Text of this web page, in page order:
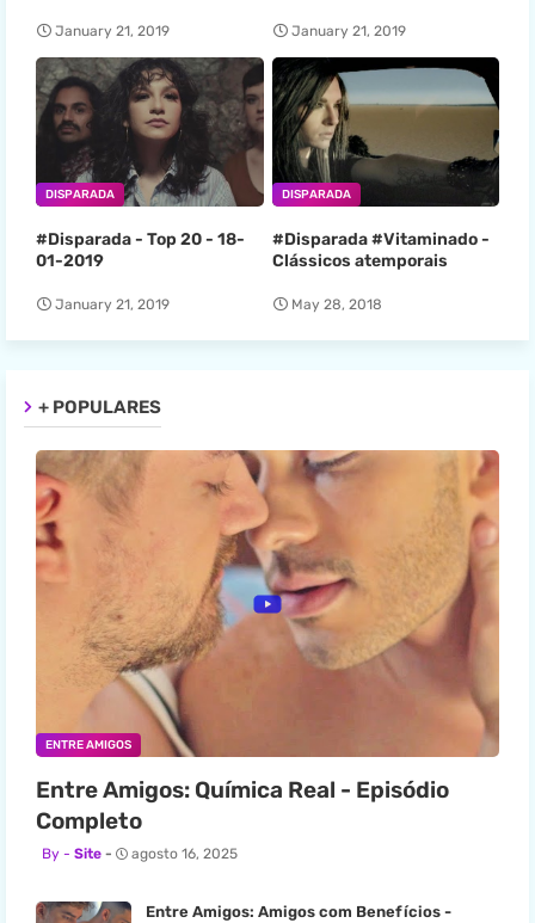
January 21, 2019 January 21, 2019
DISPARADA
#Disparada - Top 20 - 18-
01-2019
January 21, 2019
DISPARADA
#Disparada #Vitaminado -
Clássicos atemporais
May 28, 2018
+ POPULARES
ENTRE AMIGOS
Entre Amigos: Química Real - Episódio
Completo
Site agosto 16, 2025
Entre Amigos: Amigos com Benefícios -